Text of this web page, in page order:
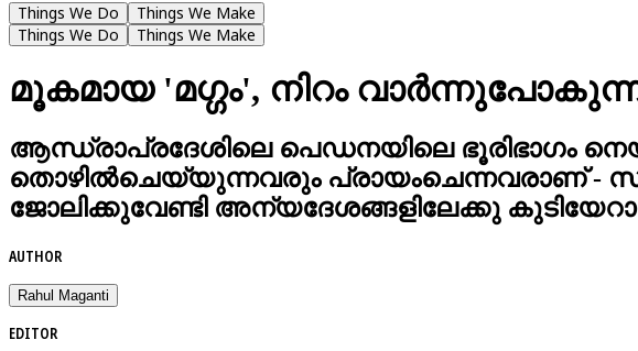
Things We Do
Things We Make
Things We Do
Things We Make
മൂകമായ 'മഗ്ഗം', നിറം
ആന്ധ്രാപ്രദേശിലെ പെഡനയിലെ ഭൂരിഭാഗം
തൊഴിൽചെയ്യുന്നവരും പ്രായംചെന്നവരാണ് -
ജോലിക്കുവേണ്ടി അന്യദേശങ്ങളിലേക്കു
AUTHOR
Rahul Maganti
EDITOR